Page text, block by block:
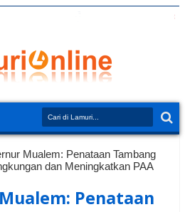
Mualem: Penataan Tambang
dan Meningkatkan PAA
Penataan